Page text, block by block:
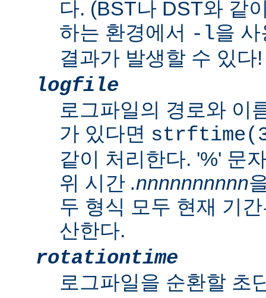
다. (BST나 DST와 같
하는 환경에서 -l을
결과가 발생할 수 있다!
logfile
로그파일의 경로와 이
가 있다면
같이 처리한다. '%' 문
위 시간 .nnnnnnnnnn
두 형식 모두 현재 기
산한다.
rotationtime
로그파일을 순환할 초